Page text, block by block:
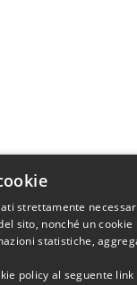
strettamente
sito, nonché un cookie
statistiche,
policy al seguente link